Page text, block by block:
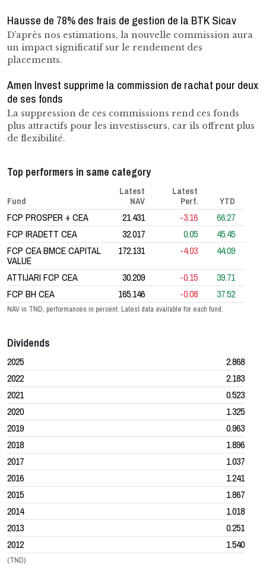
Hausse de 78% des frais de gestion de la BTK Sicav
D’après nos estimations, la nouvelle commission aura
un impact significatif sur le rendement des
placements.
Amen Invest supprime la commission de rachat pour deux
de ses fonds
La suppression de ces commissions rend ces fonds
plus attractifs pour les investisseurs, car ils offrent plus
de flexibilité.
Top performers in same category
NAV in TND, performances in percent. Latest data available for each fund.
Fund
Latest
NAV
Latest
Perf.
YTD
FCP PROSPER + CEA 21.431 -3.16
66.27
FCP IRADETT CEA
32.017 0.05
45.45
FCP CEA BMCE CAPITAL
VALUE
172.131 -4.03 44.09
ATTIJARI FCP CEA 30.209 -0.15
39.71
FCP BH CEA
165.146 -0.08 37.52
Dividends
(TND)
2025
2.868
2022
2.183
2021
0.523
2020
1.325
2019
0.963
2018
1.896
2017
1.037
2016
1.241
2015
1.867
2014
1.018
2013
0.251
2012
1.540